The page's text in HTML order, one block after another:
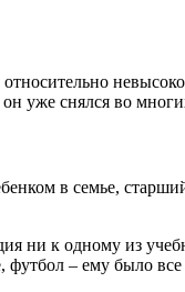
уже снялся во
в семье,
ни к одному из
– ему было